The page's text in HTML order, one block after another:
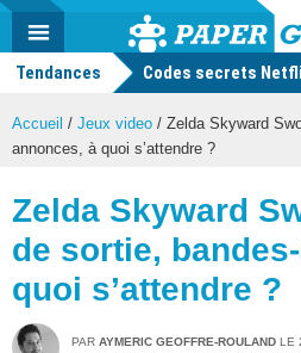
Actu
geek
MENU
Tendances Codes secrets
Accueil / Jeux video / Zelda Skyward
annonces, à quoi s’attendre ?
Zelda Skyward
de sortie,
quoi s’attendre ?
PAR AYMERIC GEOFFRE-ROULAND LE
Mode
FacebookTwitter